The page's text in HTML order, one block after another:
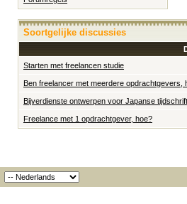
Soortgelijke discussies
Starten met freelancen studie
Ben freelancer met meerdere opdrachtgevers,
Bijverdienste ontwerpen voor Japanse
Freelance met 1 opdrachtgever, hoe?